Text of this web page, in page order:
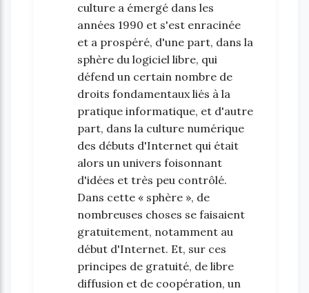
culture a émergé dans les
années 1990 et s'est enracinée
et a prospéré, d'une part, dans la
sphère du logiciel libre, qui
défend un certain nombre de
droits fondamentaux liés à la
pratique informatique, et d'autre
part, dans la culture numérique
des débuts d'Internet qui était
alors un univers foisonnant
d'idées et très peu contrôlé.
Dans cette « sphère », de
nombreuses choses se faisaient
gratuitement, notamment au
début d'Internet. Et, sur ces
principes de gratuité, de libre
diffusion et de coopération, un